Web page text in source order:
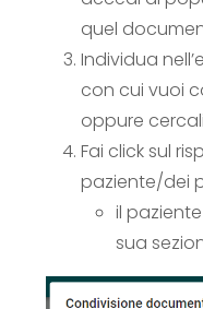
quel
Individua
con cui vuoi
oppure
Fai click sul
paziente/dei
il
sua